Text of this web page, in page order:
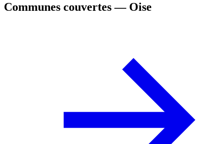
Communes couvertes — Oise